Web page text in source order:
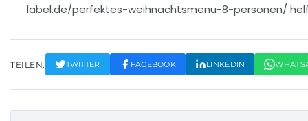
label.de/perfektes-weihnachtsmenu-8-personen/
TEILEN: TWITTER FACEBOOK LINKEDIN